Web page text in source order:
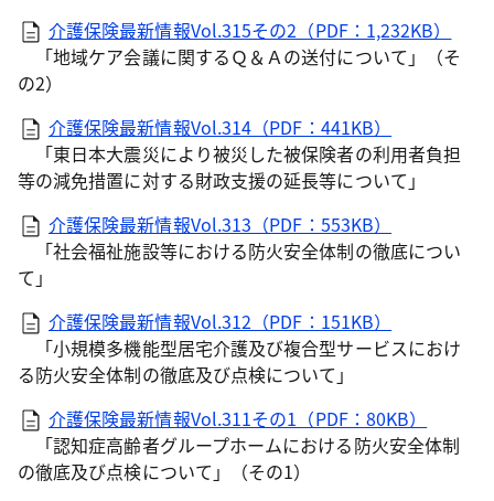
介護保険最新情報Vol.315その2（PDF：1,232KB）
「地域ケア会議に関するＱ＆Ａの送付について」（そ
の2）
介護保険最新情報Vol.314（PDF：441KB）
「東日本大震災により被災した被保険者の利用者負担
等の減免措置に対する財政支援の延長等について」
介護保険最新情報Vol.313（PDF：553KB）
「社会福祉施設等における防火安全体制の徹底につい
て」
介護保険最新情報Vol.312（PDF：151KB）
「小規模多機能型居宅介護及び複合型サービスにおけ
る防火安全体制の徹底及び点検について」
介護保険最新情報Vol.311その1（PDF：80KB）
「認知症高齢者グループホームにおける防火安全体制
の徹底及び点検について」（その1）